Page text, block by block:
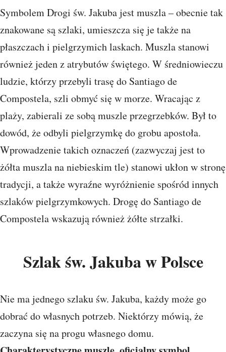
Symbolem Drogi św. Jakuba jest muszla – obecnie tak
znakowane są szlaki, umieszcza się je także na
płaszczach i pielgrzymich laskach. Muszla stanowi
również jeden z atrybutów świętego. W średniowieczu
ludzie, którzy przebyli trasę do Santiago de
Compostela, szli obmyć się w morze. Wracając z
plaży, zabierali ze sobą muszle przegrzebków. Był to
dowód, że odbyli pielgrzymkę do grobu apostoła.
Wprowadzenie takich oznaczeń (zazwyczaj jest to
żółta muszla na niebieskim tle) stanowi ukłon w stronę
tradycji, a także wyraźne wyróżnienie spośród innych
szlaków pielgrzymkowych. Drogę do Santiago de
Compostela wskazują również żółte strzałki.
Szlak św. Jakuba w Polsce
Nie ma jednego szlaku św. Jakuba, każdy może go
dobrać do własnych potrzeb. Niektórzy mówią, że
zaczyna się na progu własnego domu.